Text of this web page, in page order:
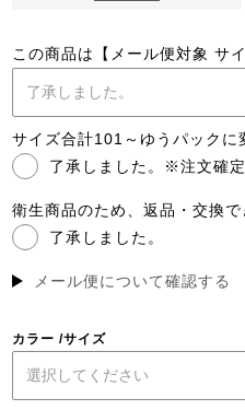
この商品は【メール便対象 サ
サイズ合計101～ゆうパック
了承しました。※注文確
衛生商品のため、返品・交換
了承しました。
メール便について確認する
カラー サイズ